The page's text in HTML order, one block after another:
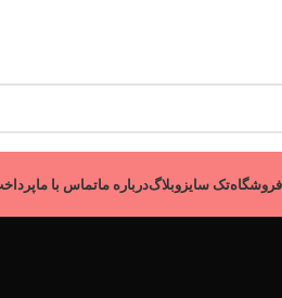
فروشگاهتک سایز وبلاگدرباره ماتماس با ما